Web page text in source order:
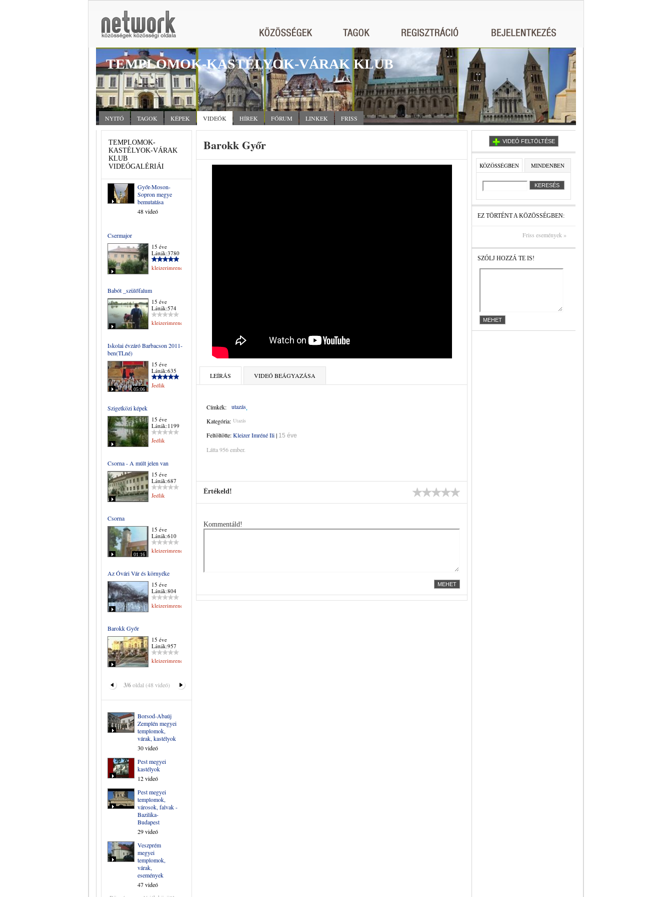
TEMPLOMOK-KASTÉLYOK-VÁRAK KLUB
NYITÓ TAGOK KÉPEK VIDEÓK HÍREK FÓRUM LINKEK FRISS
TEMPLOMOK-
KASTÉLYOK-VÁRAK
KLUB
VIDEÓGALÉRIÁI
Győr-Moson-
Sopron megye
bemutatása
48 videó
Csermajor
15 éve
Látták:3780
kleizerimrene
Babót _szülőfalum
15 éve
Látták:574
kleizerimrene
Iskolai évzáró Barbacson 2011-
ben(TLné)
05:06
15 éve
Látták:635
Jedlik
Szigetközi képek
15 éve
Látták:1199
Jedlik
Csorna - A múlt jelen van
15 éve
Látták:687
Jedlik
Csorna
01:16
15 éve
Látták:610
kleizerimrene
Az Óvári Vár és környéke
15 éve
Látták:804
kleizerimrene
Barokk Győr
15 éve
Látták:957
kleizerimrene
3/6oldal (48 videó)
Borsod-Abaúj
Zemplén megyei
templomok,
várak, kastélyok
30 videó
Pest megyei
kastélyok
12 videó
Pest megyei
templomok,
városok, falvak -
Bazilika-
Budapest
29 videó
Veszprém
megyei
templomok,
várak,
események
47 videó
Barokk Győr
LEÍRÁS VIDEÓ BEÁGYAZÁSA
Címkék:
utazás
Kategória: Utazás
Feltöltötte:Kleizer Imréné Ili| 15 éve
Látta 956 ember.
Értékeld!
Kommentáld!
VIDEÓ FELTÖLTÉSE
KÖZÖSSÉGBEN MINDENBEN
EZ TÖRTÉNT A KÖZÖSSÉGBEN:
Friss események »
SZÓLJ HOZZÁ TE IS!